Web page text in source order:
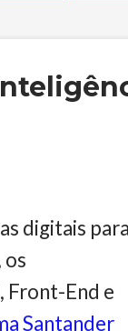
digitais para
os
Front-End e
Santander